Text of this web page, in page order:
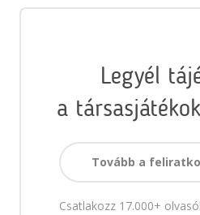
Legyél
a
Tovább a
Csatlakozz 17.000+